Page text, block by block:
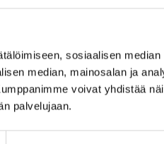
sosiaalisen
median, mainosalan ja
voivat yhdistää
palvelujaan.